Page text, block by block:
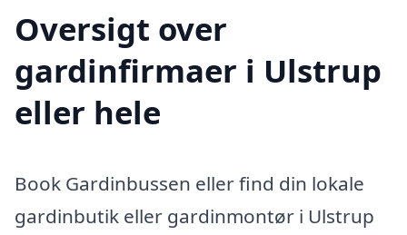
Oversigt over
gardinfirmaer i Ulstrup
eller hele
Book Gardinbussen eller find din lokale
gardinbutik eller gardinmontør i Ulstrup